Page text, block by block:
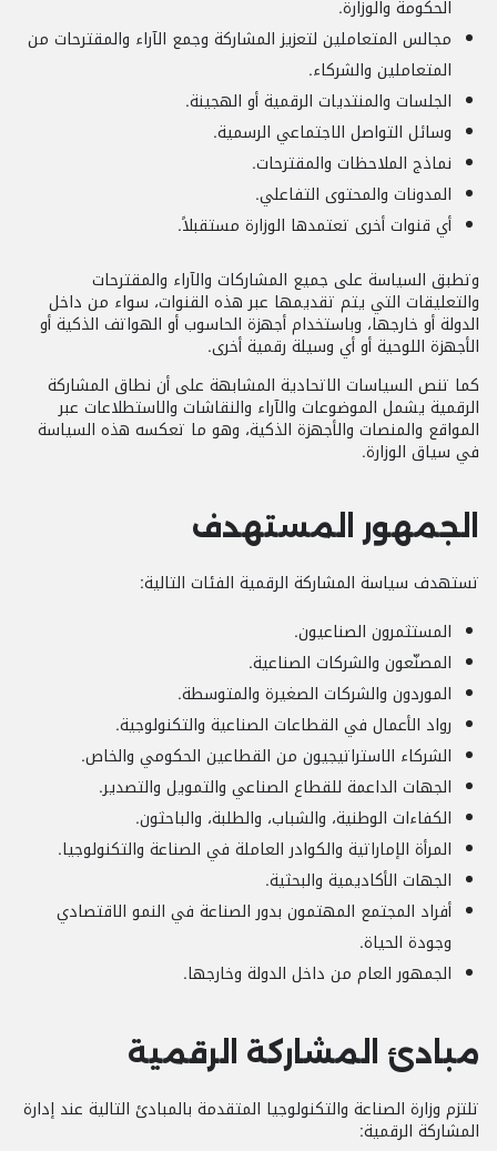
الحكومة والوزارة.
مجالس المتعاملين لتعزيز المشاركة وجمع الآراء والمقترحات من
المتعاملين والشركاء.
الجلسات والمنتديات الرقمية أو الهجينة.
وسائل التواصل الاجتماعي الرسمية.
نماذج الملاحظات والمقترحات.
المدونات والمحتوى التفاعلي.
أي قنوات أخرى تعتمدها الوزارة مستقبلاً.
وتطبق السياسة على جميع المشاركات والآراء والمقترحات
والتعليقات التي يتم تقديمها عبر هذه القنوات، سواء من داخل
الدولة أو خارجها، وباستخدام أجهزة الحاسوب أو الهواتف الذكية أو
الأجهزة اللوحية أو أي وسيلة رقمية أخرى.
كما تنص السياسات الاتحادية المشابهة على أن نطاق المشاركة
الرقمية يشمل الموضوعات والآراء والنقاشات والاستطلاعات عبر
المواقع والمنصات والأجهزة الذكية، وهو ما تعكسه هذه السياسة
في سياق الوزارة.
الجمهور المستهدف
تستهدف سياسة المشاركة الرقمية الفئات التالية:
المستثمرون الصناعيون.
المصنّعون والشركات الصناعية.
الموردون والشركات الصغيرة والمتوسطة.
رواد الأعمال في القطاعات الصناعية والتكنولوجية.
الشركاء الاستراتيجيون من القطاعين الحكومي والخاص.
الجهات الداعمة للقطاع الصناعي والتمويل والتصدير.
الكفاءات الوطنية، والشباب، والطلبة، والباحثون.
المرأة الإماراتية والكوادر العاملة في الصناعة والتكنولوجيا.
الجهات الأكاديمية والبحثية.
أفراد المجتمع المهتمون بدور الصناعة في النمو الاقتصادي
وجودة الحياة.
الجمهور العام من داخل الدولة وخارجها.
مبادئ المشاركة الرقمية
تلتزم وزارة الصناعة والتكنولوجيا المتقدمة بالمبادئ التالية عند إدارة
المشاركة الرقمية: